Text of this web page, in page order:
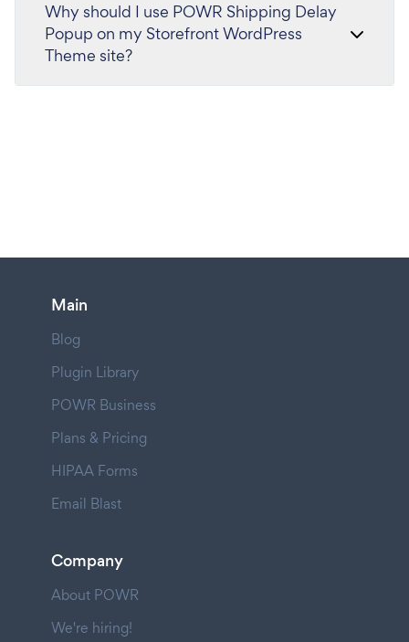
Why should I use POWR Shipping Delay
Popup on my Storefront WordPress
Theme site?
Main
Blog
Plugin Library
POWR Business
Plans & Pricing
HIPAA Forms
Email Blast
Company
About POWR
We're hiring!